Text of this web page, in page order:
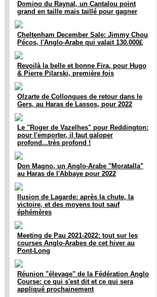
Domino du Raynal, un Cantalou point
grand en taille mais taillé pour gagner
Cheltenham December Sale: Jimmy Chou
Pécos, l'Anglo-Arabe qui valait 130.000£
Revoilà la belle et bonne Fira, pour Hugo
& Pierre Pilarski, première fois
Olzarte de Collongues de retour dans le
Gers, au Haras de Lassos, pour 2022
Le "Roger de Vazelhes" pour Reddington:
pour l'emporter, il faut galoper
profond...très profond !
Don Magno, un Anglo-Arabe "Moratalla"
au Haras de l'Abbaye pour 2022
Ilusion de Lagarde: après la chute, la
victoire, et des moyens tout sauf
éphémères
Meeting de Pau 2021-2022: tout sur les
courses Anglo-Arabes de cet hiver au
Pont-Long
Réunion "élevage" de la Fédération Anglo
Course: ce qui s'est dit et ce qui sera
appliqué prochainement